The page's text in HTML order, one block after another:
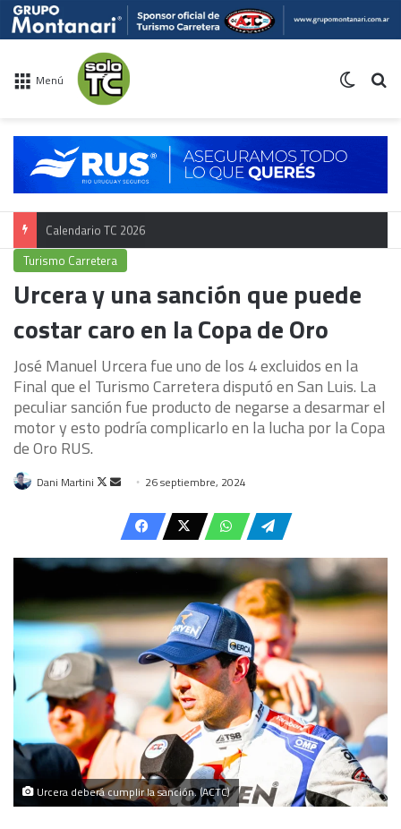
Menú
Calendario TC 2026
Turismo Carretera
Urcera y una sanción que puede
costar caro en la Copa de Oro
José Manuel Urcera fue uno de los 4 excluidos en la
Final que el Turismo Carretera disputó en San Luis. La
peculiar sanción fue producto de negarse a desarmar el
motor y esto podría complicarlo en la lucha por la Copa
de Oro RUS.
Dani Martini
Follow
Send
email
26 septiembre, 2024
Urcera deberá cumplir la sanción. (ACTC)